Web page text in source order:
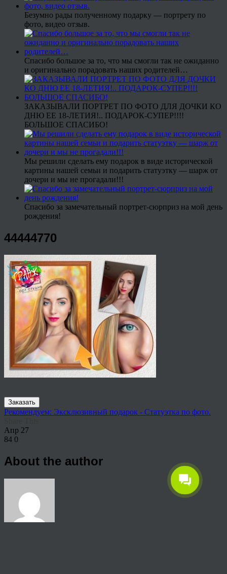
Безумно рады полученному подарку — портрету по
фото, видео отзыв.
Спасибо большое за то, что мы смогли так не ожиданно
и оригинально порадовать наших родителей…
ЗАКАЗЫВАЛИ ПОРТРЕТ ПО ФОТО ДЛЯ ДОЧКИ КО
ДНЮ ЕЕ 18-ЛЕТИЯ!.. ПОДАРОК-СУПЕР!!!!
БОЛЬШОЕ СПАСИБО!
Мы решили сделать ему подарок в виде исторической
картины нашей семьи и подарить статуэтку — шарж от
дочери и мы не прогадали!!!
Спасибо за замечательный портрет-сюрприз на мой день
рождения!
44444770
Заказать
Рекомендуем: Эксклюзивный подарок - Статуэтка по фото.
Апр 27
84 0
About the author